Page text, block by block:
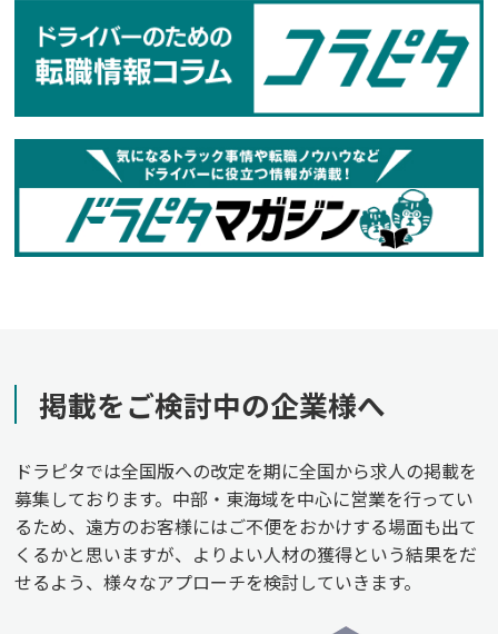
掲載をご検討中の企業様へ
ドラピタでは全国版への改定を期に全国から求人の掲載を
募集しております。中部・東海域を中心に営業を行ってい
るため、遠方のお客様にはご不便をおかけする場面も出て
くるかと思いますが、よりよい人材の獲得という結果をだ
せるよう、様々なアプローチを検討していきます。